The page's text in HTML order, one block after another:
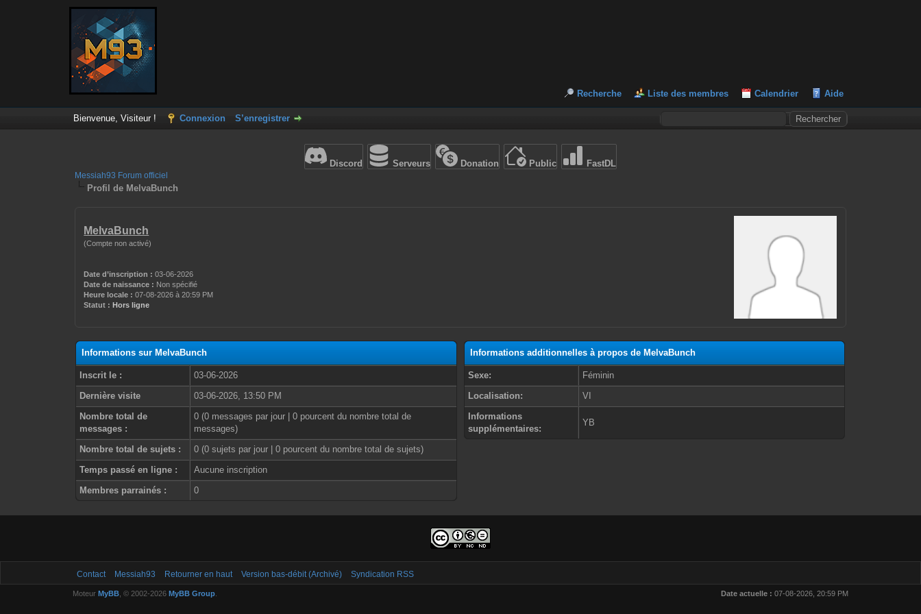
Recherche Liste des membres Calendrier Aide
Bienvenue, Visiteur ! Connexion S’enregistrer
Discord Serveurs Donation Public FastDL
Messiah93 Forum officiel
Profil de MelvaBunch
MelvaBunch
(Compte non activé)
Date d’inscription : 03-06-2026
Date de naissance : Non spécifié
Heure locale : 07-08-2026 à 20:59 PM
Statut : Hors ligne
Informations sur MelvaBunch
Inscrit le :
03-06-2026
Dernière visite
03-06-2026, 13:50 PM
Nombre total de
messages :
0 (0 messages par jour | 0 pourcent du nombre total de
messages)
Nombre total de sujets :
0 (0 sujets par jour | 0 pourcent du nombre total de sujets)
Temps passé en ligne :
Aucune inscription
Membres parrainés :
0
Informations additionnelles à propos de MelvaBunch
Sexe:
Féminin
Localisation:
VI
Informations
supplémentaires:
YB
Contact Messiah93 Retourner en haut Version bas-débit (Archivé) Syndication RSS
Date actuelle : 07-08-2026, 20:59 PM
Moteur MyBB, © 2002-2026 MyBB Group.